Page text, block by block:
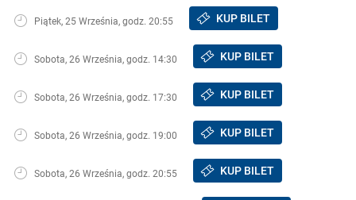
Piątek, 25 Września, godz. 20:55 KUP BILET
Sobota, 26 Września, godz. 14:30 KUP BILET
Sobota, 26 Września, godz. 17:30 KUP BILET
Sobota, 26 Września, godz. 19:00 KUP BILET
Sobota, 26 Września, godz. 20:55 KUP BILET